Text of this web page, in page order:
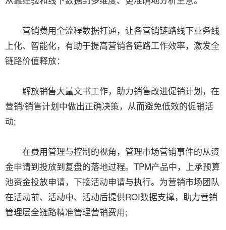
营销费用全流程数据打通，让各营销链路线下业务线
上化、智能化，有助于提高营销各链路工作效率，激发全
链路价值释放：
解放销售大量文书工作，助力销售改进促销计划，在
营销/销售计划中做出正确决策，从而避免低效的促销活
动;
在费用管理与控制的视角，管理市场营销事件的从资
金申请到投放到复盘的落地过程。TPM产品中，上承预算
池资金投放申请，下接活动申请与执行。为营销市场团队
在活动前、活动中、活动后提供ROI数据支撑，助力营销
管理层全链路精准管理营销费用;